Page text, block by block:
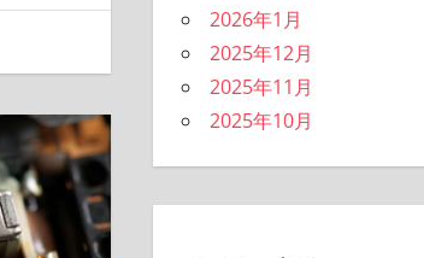
2026年1月
2025年12月
2025年11月
2025年10月